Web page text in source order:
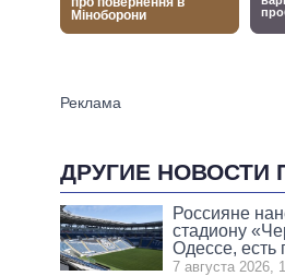
ДРУГИЕ НОВОСТИ
Россияне
стадиону
Одессе, есть
7 августа 2026,